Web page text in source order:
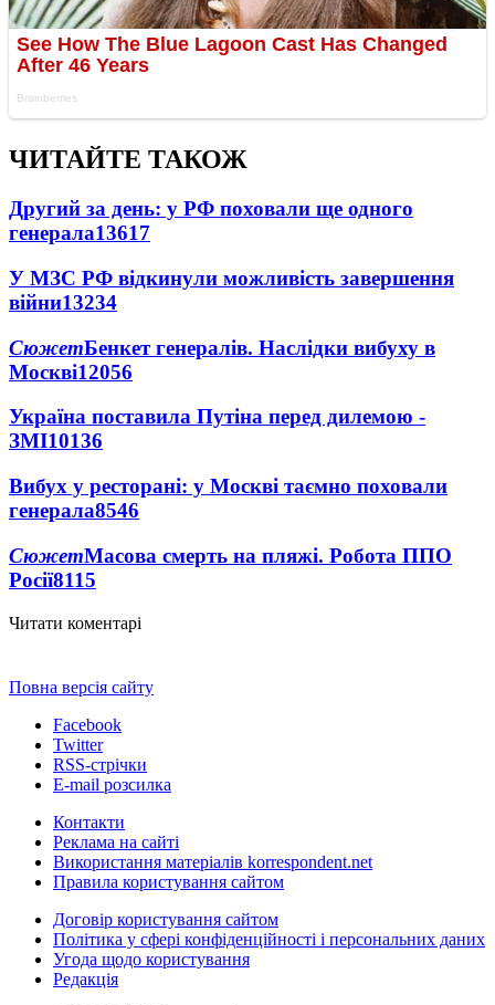
ЧИТАЙТЕ ТАКОЖ
Другий за день: у РФ поховали ще одного
генерала13617
У МЗС РФ відкинули можливість завершення
війни13234
СюжетБенкет генералів. Наслідки вибуху в
Москві12056
Україна поставила Путіна перед дилемою -
ЗМІ10136
Вибух у ресторані: у Москві таємно поховали
генерала8546
СюжетМасова смерть на пляжі. Робота ППО
Росії8115
Читати коментарі
Повна версія сайту
Facebook
Twitter
RSS-стрічки
E-mail розсилка
Контакти
Реклама на сайті
Використання матеріалів korrespondent.net
Правила користування сайтом
Договір користування сайтом
Політика у сфері конфіденційності і персональних даних
Угода щодо користування
Редакція